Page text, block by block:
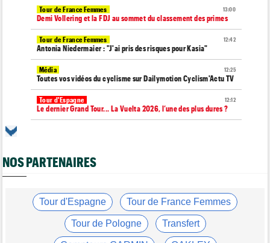
13:00
Tour de France Femmes
Demi Vollering et la FDJ au sommet du classement des primes
12:42
Tour de France Femmes
Antonia Niedermaier : "J'ai pris des risques pour Kasia"
12:25
Média
Toutes vos vidéos du cyclisme sur Dailymotion Cyclism'Actu TV
12:12
Tour d'Espagne
Le dernier Grand Tour... La Vuelta 2026, l’une des plus dures ?
Média
11:42
Transfert
Un double vainqueur d'étape sur le Giro vers la NSN jusqu'en
Tour de France Femmes
NOS PARTENAIRES
Tour d'Espagne Tour de France Femmes
Tour de Pologne Transfert